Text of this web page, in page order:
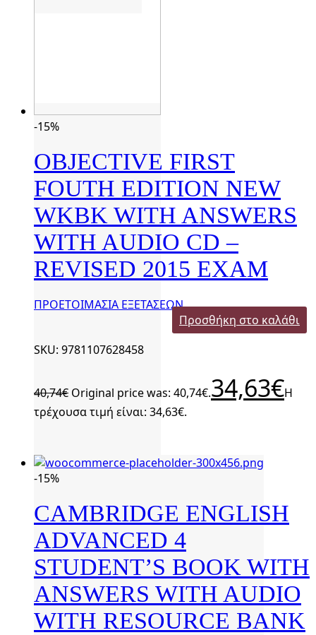
-15%
OBJECTIVE FIRST
FOUTH EDITION NEW
WKBK WITH ANSWERS
WITH AUDIO CD –
REVISED 2015 EXAM
ΠΡΟΕΤΟΙΜΑΣΙΑ ΕΞΕΤΑΣΕΩΝ
Προσθήκη στο καλάθι
SKU: 9781107628458
40,74€ Original price was: 40,74€.34,63€Η
τρέχουσα τιμή είναι: 34,63€.
-15%
CAMBRIDGE ENGLISH
ADVANCED 4
STUDENT’S BOOK WITH
ANSWERS WITH AUDIO
WITH RESOURCE BANK